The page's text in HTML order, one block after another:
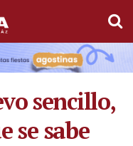
sencillo,
se sabe